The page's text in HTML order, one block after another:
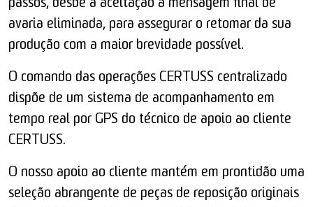
passos, desde a aceitação à mensagem final de
avaria eliminada, para assegurar o retomar da sua
produção com a maior brevidade possível.
O comando das operações CERTUSS centralizado
dispõe de um sistema de acompanhamento em
tempo real por GPS do técnico de apoio ao cliente
CERTUSS.
O nosso apoio ao cliente mantém em prontidão uma
seleção abrangente de peças de reposição originais